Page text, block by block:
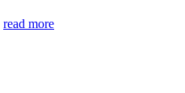
read more